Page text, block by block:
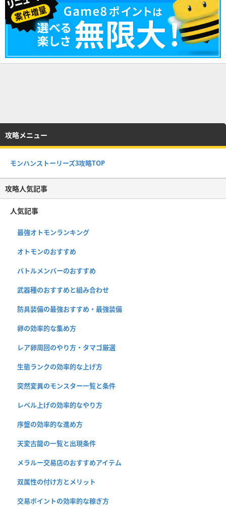
攻略メニュー
モンハンストーリーズ3攻略TOP
攻略人気記事
人気記事
最強オトモンランキング
オトモンのおすすめ
バトルメンバーのおすすめ
武器種のおすすめと組み合わせ
防具装備の最強おすすめ・最強装備
卵の効率的な集め方
レア卵周回のやり方・タマゴ厳選
生態ランクの効率的な上げ方
突然変異のモンスター一覧と条件
レベル上げの効率的なやり方
序盤の効率的な進め方
天変古龍の一覧と出現条件
メラルー交易店のおすすめアイテム
双属性の付け方とメリット
交易ポイントの効率的な稼ぎ方